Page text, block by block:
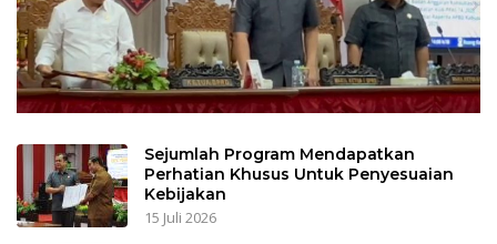
Sejumlah Program Mendapatkan
Perhatian Khusus Untuk Penyesuaian
Kebijakan
15 Juli 2026